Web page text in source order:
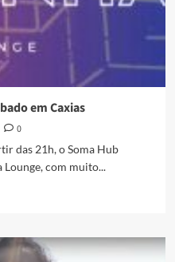
em Caxias
0
das 21h, o Soma Hub
Lounge, com muito...